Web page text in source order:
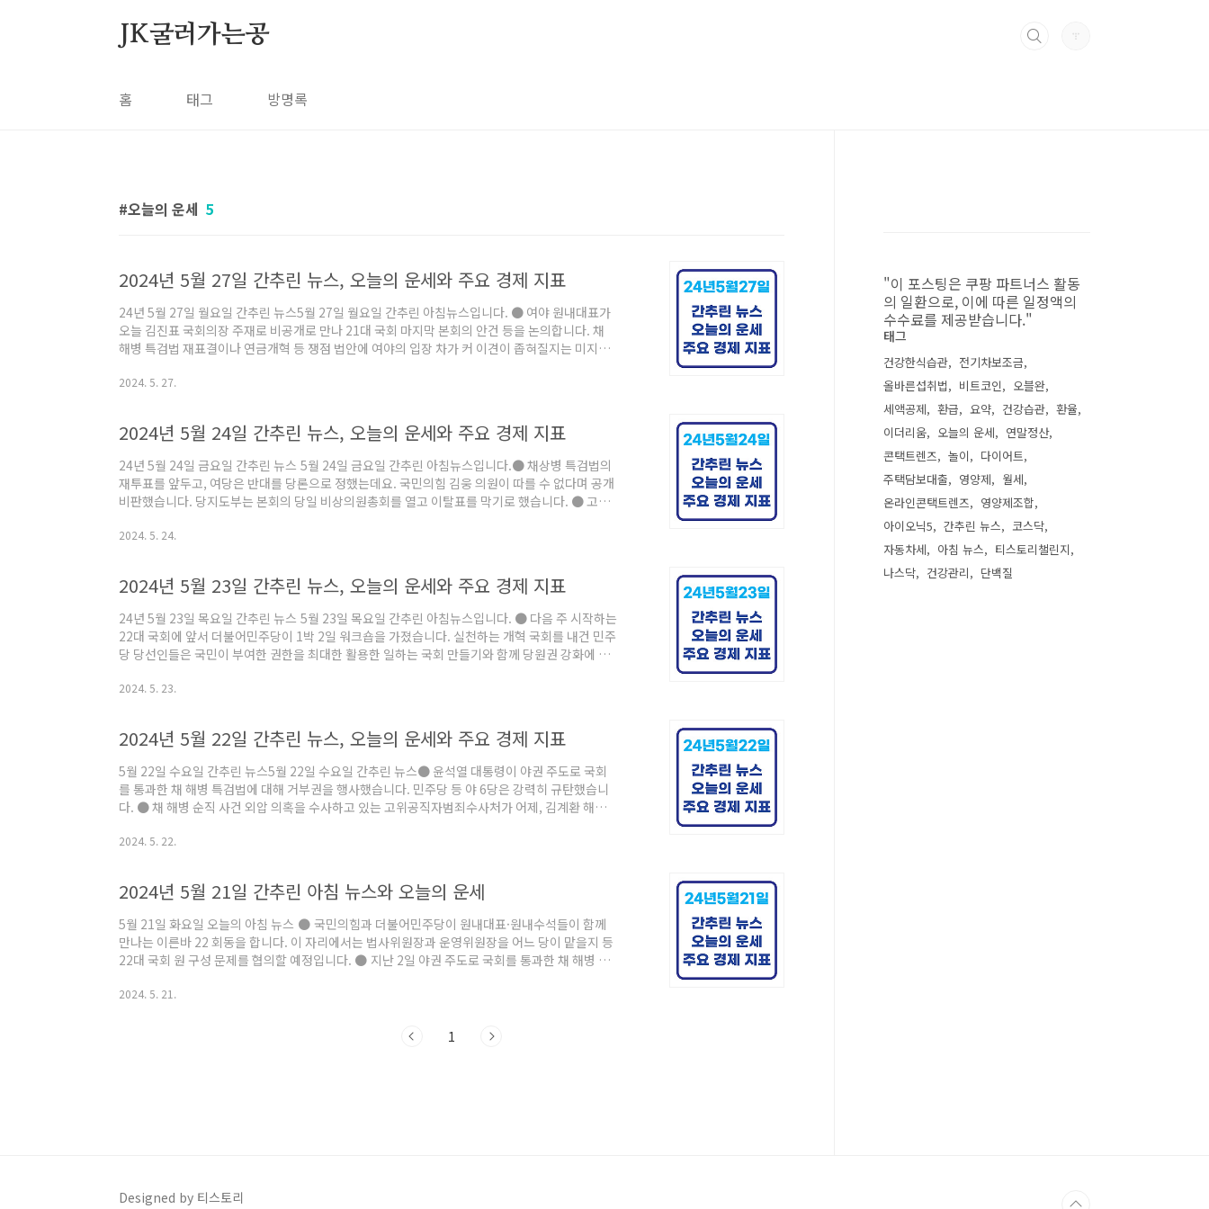
JK굴러가는공
홈 태그 방명록
오늘의 운세 5
2024년 5월 27일 간추린 뉴스, 오늘의 운세와 주요 경제 지표
24년 5월 27일 월요일 간추린 뉴스5월 27일 월요일 간추린 아침뉴스입니다. ● 여야 원내대표가
오늘 김진표 국회의장 주재로 비공개로 만나 21대 국회 마지막 본회의 안건 등을 논의합니다. 채
해병 특검법 재표결이나 연금개혁 등 쟁점 법안에 여야의 입장 차가 커 이견이 좁혀질지는 미지수
다. 북핵 문제 등에 대해 의미 있는 결과가 도출될지 관심입니다. 앞서 어제 밤에는 윤석열 대통령
일 문을 열었습니다. 청장을 포함해 110명의 직원들이 출근해 근무를 시작합니다. 우리나라 우주
정책을 전담하는 컨트롤타워로서 우주..
2024. 5. 27.
2024년 5월 24일 간추린 뉴스, 오늘의 운세와 주요 경제 지표
24년 5월 24일 금요일 간추린 뉴스 5월 24일 금요일 간추린 아침뉴스입니다.● 채상병 특검법의
재투표를 앞두고, 여당은 반대를 당론으로 정했는데요. 국민의힘 김웅 의원이 따를 수 없다며 공개
비판했습니다. 당지도부는 본회의 당일 비상의원총회를 열고 이탈표를 막기로 했습니다. ● 고위
한 것으로 확인됐습니다. 그동안 VIP 격노설을 말한 적이 없다는 김 사령관의 주장을 뒤집는 증거
명 대표가 직접 나섰습니다. 2만 명 넘게 탈당했다고 밝힌 뒤 나가지 말고 차라리 회초리를 들어달
라 편지를 쓰기도 했습니다. ● 검찰이..
2024. 5. 24.
2024년 5월 23일 간추린 뉴스, 오늘의 운세와 주요 경제 지표
24년 5월 23일 목요일 간추린 뉴스 5월 23일 목요일 간추린 아침뉴스입니다. ● 다음 주 시작하는
22대 국회에 앞서 더불어민주당이 1박 2일 워크숍을 가졌습니다. 실천하는 개혁 국회를 내건 민주
당 당선인들은 국민이 부여한 권한을 최대한 활용한 일하는 국회 만들기와 함께 당원권 강화에 대
있습니다. 국민의힘은 특검법 반대를 당론으로 채택할 것이라 밝혔고 더불어민주당은 찬성표를 던
부권을 행사한 가운데 윤 대통령이 수사 결과를 보고 받고 화를 냈다는 이른바 VIP 격노설과 관련
해 그동안은 박정훈 전 해병대 수사..
2024. 5. 23.
2024년 5월 22일 간추린 뉴스, 오늘의 운세와 주요 경제 지표
5월 22일 수요일 간추린 뉴스5월 22일 수요일 간추린 뉴스● 윤석열 대통령이 야권 주도로 국회
를 통과한 채 해병 특검법에 대해 거부권을 행사했습니다. 민주당 등 야 6당은 강력히 규탄했습니
다. ● 채 해병 순직 사건 외압 의혹을 수사하고 있는 고위공직자범죄수사처가 어제, 김계환 해병대
습니다. 김 사령관은 해병대에 상처를 준다는 이유로 대질 조사를 거부했습니다. ● 러시아가 푸틴
거센 공세 속에 유럽연합은 러시아 동결자산에서 나온 수익으로 우크라이나에 무기 등을 지원하기
로 결정했습니다. ● 영국 런던에서 출발해 싱가포..
2024. 5. 22.
2024년 5월 21일 간추린 아침 뉴스와 오늘의 운세
5월 21일 화요일 오늘의 아침 뉴스 ● 국민의힘과 더불어민주당이 원내대표·원내수석들이 함께
만나는 이른바 22 회동을 합니다. 이 자리에서는 법사위원장과 운영위원장을 어느 당이 맡을지 등
22대 국회 원 구성 문제를 협의할 예정입니다. ● 지난 2일 야권 주도로 국회를 통과한 채 해병 특
실장 등이 그 불가피성을 설명하는 방안도 검토 중입니다. ● 최재영 목사와 공모해 김건희 여사에
받고 귀가했습니다. 백 대표는 제3의 인물에 대한 인사 청탁 내용이 담긴 메신저 대화 내역을 제출
2024. 5. 21.
1
"이 포스팅은 쿠팡 파트너스 활동
의 일환으로, 이에 따른 일정액의
수수료를 제공받습니다."
태그
건강한식습관
전기차보조금
올바른섭취법
비트코인
오블완
세액공제
환급 요약 건강습관
환율
이더리움
오늘의 운세
연말정산
콘택트렌즈
놀이
다이어트
주택담보대출
영양제
월세
온라인콘택트렌즈
영양제조합
아이오닉5
간추린 뉴스
코스닥
자동차세
아침 뉴스
티스토리챌린지
나스닥
건강관리 단백질
Designed by 티스토리